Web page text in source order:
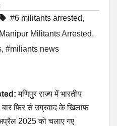
#6 militants arrested,
Militants Arrested,
, #miliants news
मणिपुर राज्य में भारतीय
फिर से उग्रवाद के खिलाफ
2025 को चलाए गए